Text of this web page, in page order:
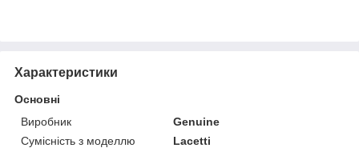
Характеристики
Основні
Виробник
Genuine
Сумісність з моделлю
Lacetti